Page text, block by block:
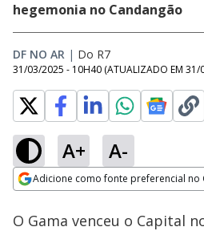
hegemonia no Candangão
DF NO AR | Do R7
31/03/2025 - 10H40 (ATUALIZADO EM 31/
A+ A-
Adicione como fonte preferencial no
Ativar
Loaded
19.31%
O Gama venceu o Capital